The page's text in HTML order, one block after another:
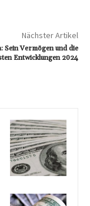
Nächster Artikel
Sein Vermögen und die
Entwicklungen 2024